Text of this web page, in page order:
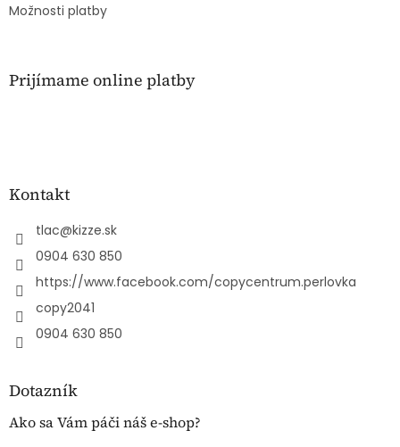
Možnosti platby
Prijímame online platby
Kontakt
tlac@kizze.sk
0904 630 850
https://www.facebook.com/copycentrum.perlovka
copy2041
0904 630 850
Dotazník
Ako sa Vám páči náš e-shop?